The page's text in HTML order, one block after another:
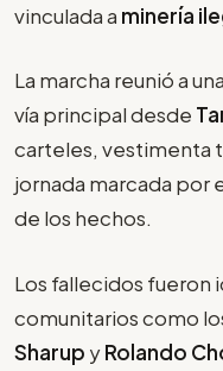
vinculada a minería
La marcha reunió a
vía principal desde
carteles, vestimenta
jornada marcada por
de los hechos.
Los fallecidos
comunitarios como
Sharup yRolando